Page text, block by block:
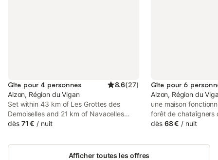
Gîte pour 4 personnes 8.6(27)
Alzon, Région du Vigan
Set within 43 km of Les Grottes des
Demoiselles and 21 km of Navacelles
Cirque in Alzon, Les Chalets du Roc
This property offers access to a balcony,
free private parking and free WiFi.
dès 71 € / nuit
Gîte pour 6
Alzon, Région du
une maison
forêt de chataîgners
coeur d'un parc
forêt de chataîgners
dès 68 € / nuit
Afficher toutes les offres